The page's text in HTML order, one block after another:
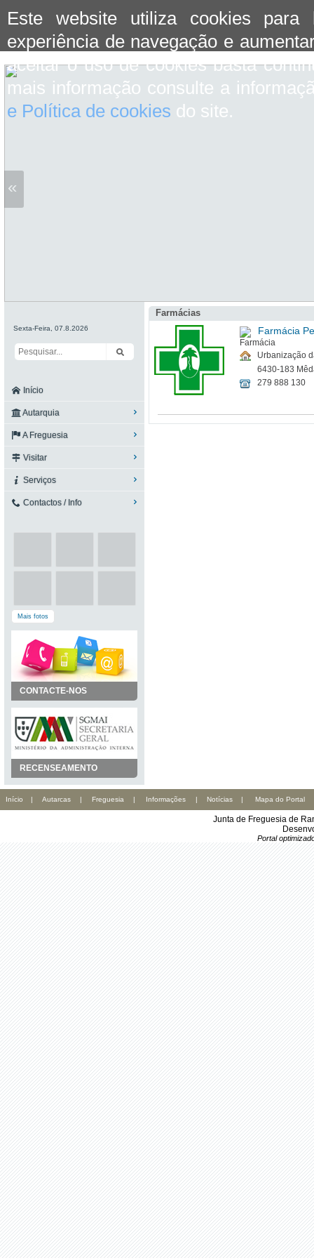
Este website utiliza cookies para
experiência de navegação e
aceitar o uso de cookies basta
mais informação consulte a
e Política de cookies do site.
«
Sexta-Feira, 07.8.2026
Início
Autarquia
A Freguesia
Visitar
Serviços
Contactos / Info
Mais fotos
CONTACTE-NOS
RECENSEAMENTO
Farmácias
Farmácia
Urbanização
6430-183
279 888 130
Início | Autarcas | Freguesia | Informações | Notícias | Mapa do Portal
Junta de Freguesia de
Portal